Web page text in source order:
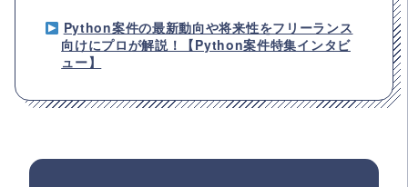
Python案件の最新動向や将来性をフリーランス
向けにプロが解説！【Python案件特集インタビ
ュー】